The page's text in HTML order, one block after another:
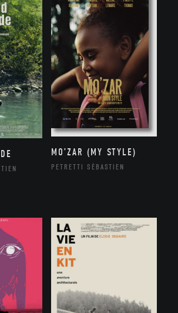
MO’ZAR (MY STYLE)
PETRETTI SÉBASTIEN